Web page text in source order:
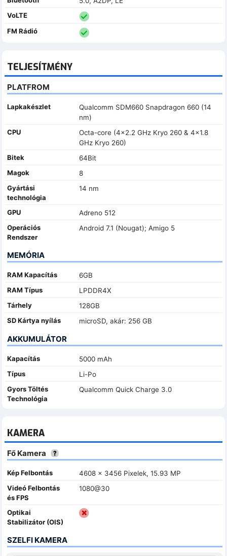
VoLTE
FM Rádió
TELJESÍTMÉNY
PLATFROM
Lapkakészlet
Qualcomm SDM660 Snapdragon 660 (14
nm)
CPU
Octa-core (4x2.2 GHz Kryo 260 & 4x1.8
GHz Kryo 260)
Bitek
64Bit
Magok
8
Gyártási
technológia
14 nm
GPU
Adreno 512
Operációs
Rendszer
Android 7.1 (Nougat); Amigo 5
MEMÓRIA
RAM Kapacítás
6GB
RAM Típus
LPDDR4X
Tárhely
128GB
SD Kártya nyílás
microSD, akár: 256 GB
AKKUMULÁTOR
Kapacítás
5000 mAh
Típus
Li-Po
Gyors Töltés
Technológia
Qualcomm Quick Charge 3.0
KAMERA
Fő Kamera
Kép Felbontás
4608 x 3456 Pixelek, 15.93 MP
Videó Felbontás
és FPS
1080@30
Optikai
Stabilizátor (OIS)
SZELFI KAMERA